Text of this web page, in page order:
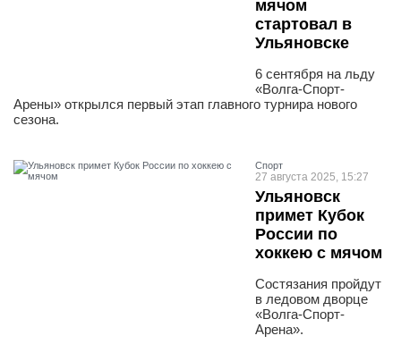
мячом
стартовал в
Ульяновске
6 сентября на льду
«Волга-Спорт-
Арены» открылся первый этап главного турнира нового
сезона.
Спорт
27 августа 2025, 15:27
Ульяновск
примет Кубок
России по
хоккею с мячом
Состязания пройдут
в ледовом дворце
«Волга-Спорт-
Арена».